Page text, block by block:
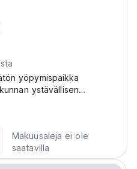
yöpymispaikka
ystävällisen
aula, kalusteet ja
Makuusaleja ei ole
saatavilla